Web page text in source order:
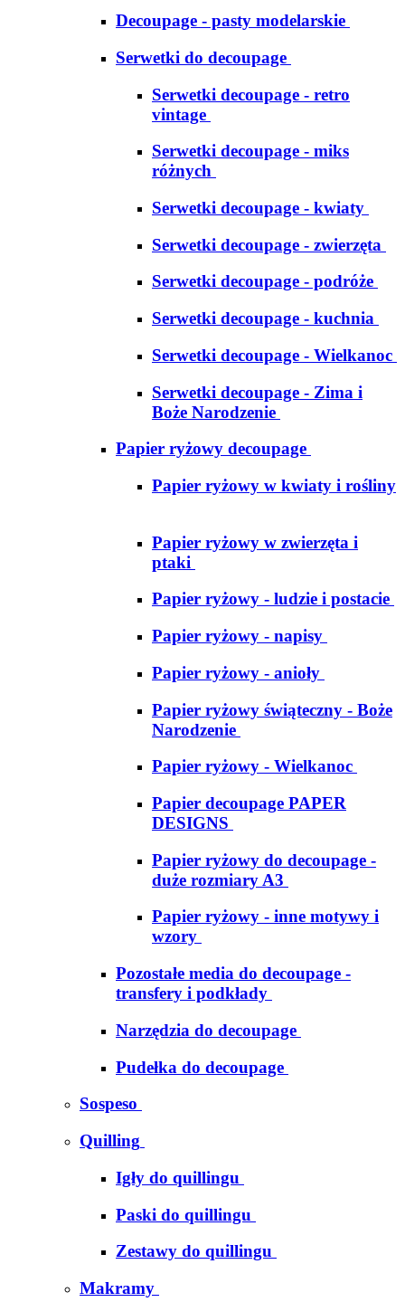
Decoupage - pasty modelarskie
Serwetki do decoupage
Serwetki decoupage - retro
vintage
Serwetki decoupage - miks
różnych
Serwetki decoupage - kwiaty
Serwetki decoupage - zwierzęta
Serwetki decoupage - podróże
Serwetki decoupage - kuchnia
Serwetki decoupage - Wielkanoc
Serwetki decoupage - Zima i
Boże Narodzenie
Papier ryżowy decoupage
Papier ryżowy w kwiaty i rośliny
Papier ryżowy w zwierzęta i
ptaki
Papier ryżowy - ludzie i postacie
Papier ryżowy - napisy
Papier ryżowy - anioły
Papier ryżowy świąteczny - Boże
Narodzenie
Papier ryżowy - Wielkanoc
Papier decoupage PAPER
DESIGNS
Papier ryżowy do decoupage -
duże rozmiary A3
Papier ryżowy - inne motywy i
wzory
Pozostałe media do decoupage -
transfery i podkłady
Narzędzia do decoupage
Pudełka do decoupage
Sospeso
Quilling
Igły do quillingu
Paski do quillingu
Zestawy do quillingu
Makramy